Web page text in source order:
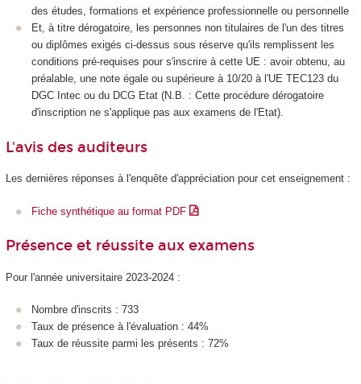
des études, formations et expérience professionnelle ou personnelle
Et, à titre dérogatoire, les personnes non titulaires de l'un des titres
ou diplômes exigés ci-dessus sous réserve qu'ils remplissent les
conditions pré-requises pour s'inscrire à cette UE : avoir obtenu, au
préalable, une note égale ou supérieure à 10/20 à l'UE TEC123 du
DGC Intec ou du DCG Etat (N.B. : Cette procédure dérogatoire
d'inscription ne s'applique pas aux examens de l'Etat).
L'avis des auditeurs
Les dernières réponses à l'enquête d'appréciation pour cet enseignement :
Fiche synthétique au format PDF
Présence et réussite aux examens
Pour l'année universitaire 2023-2024 :
Nombre d'inscrits : 733
Taux de présence à l'évaluation : 44%
Taux de réussite parmi les présents : 72%